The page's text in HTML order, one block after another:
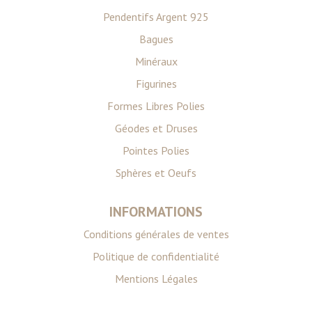
Pendentifs Argent 925
Bagues
Minéraux
Figurines
Formes Libres Polies
Géodes et Druses
Pointes Polies
Sphères et Oeufs
INFORMATIONS
Conditions générales de ventes
Politique de confidentialité
Mentions Légales